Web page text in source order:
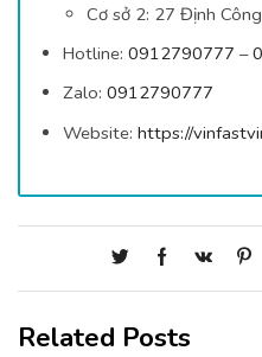
Cơ sở 2: 27 Định
Hotline: 0912790777 –
Zalo: 0912790777
Website: https://
Related Posts